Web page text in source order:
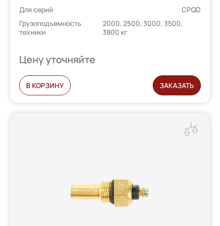
Для серий
CPQD
Грузоподъемность
техники
2000, 2500, 3000, 3500,
3800 кг
Цену уточняйте
В КОРЗИНУ ЗАКАЗАТЬ